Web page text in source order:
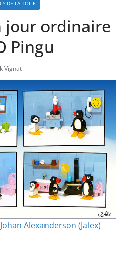
DE LA TOILE
jour ordinaire
Pingu
Vignat
Johan Alexanderson (Jalex)